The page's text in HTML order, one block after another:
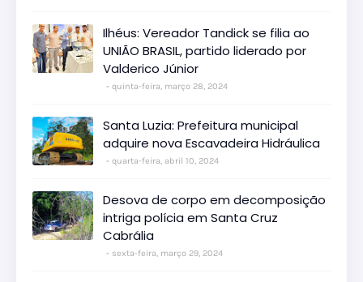
Ilhéus: Vereador Tandick se filia ao
UNIÃO BRASIL, partido liderado por
Valderico Júnior
quinta-feira, março 28, 2024
Santa Luzia: Prefeitura municipal
adquire nova Escavadeira Hidráulica
quarta-feira, abril 10, 2024
Desova de corpo em decomposição
intriga polícia em Santa Cruz
Cabrália
sexta-feira, março 29, 2024